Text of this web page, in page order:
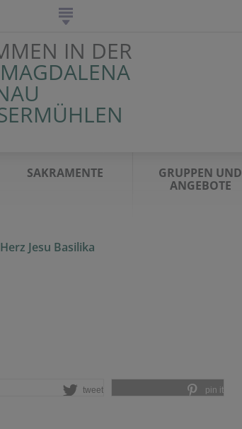
IN DER
SAKRAMENTE
GRUPPEN UND
ANGEBOTE
Herz Jesu Basilika
tweet pin it